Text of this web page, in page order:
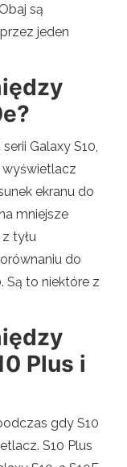
są
jeden
Galaxy S10,
wyświetlacz
ekranu do
mniejsze
tyłu
do
Są to niektóre z
Plus i
gdy S10
S10 Plus